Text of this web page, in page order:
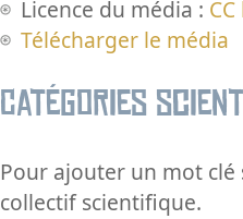
Licence du média :
Télécharger le média
Catégories
Pour ajouter un mot
collectif scientifique.